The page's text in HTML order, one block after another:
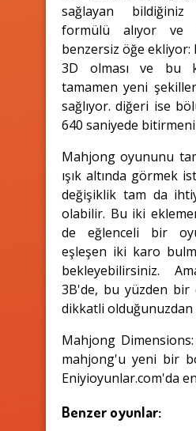
sağlayan
formülü alıyor
benzersiz öğe
3D olması ve bu
tamamen yeni
sağlıyor. diğeri ise
640 saniyede
Mahjong oyununu
ışık altında görmek
değişiklik tam da
olabilir. Bu iki
de eğlenceli bir
eşleşen iki karo
bekleyebilirsiniz.
3B'de, bu yüzden
dikkatli olduğunuzdan
Mahjong
mahjong'u yeni bir
Eniyioyunlar.com'da
Benzer oyunlar: